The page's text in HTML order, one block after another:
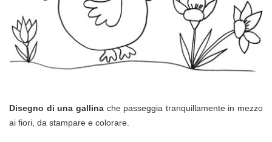
Disegno di una gallinache passeggia tranquillamente in mezzo
ai fiori, da stampare e colorare.